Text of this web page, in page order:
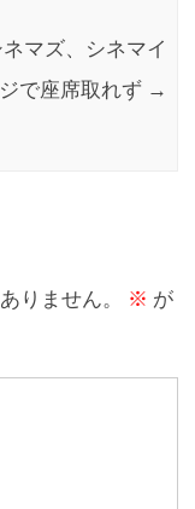
マズ、シネマイ
で座席取れず →
りません。 ※ が